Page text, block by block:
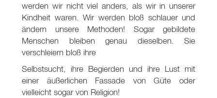
werden wir nicht viel anders, als wir in unserer
Kindheit waren. Wir werden bloß schlauer und
ändern unsere Methoden! Sogar gebildete
Menschen bleiben genau dieselben. Sie
verschleiern bloß ihre
Selbstsucht, ihre Begierden und ihre Lust mit
einer äußerlichen Fassade von Güte oder
vielleicht sogar von Religion!